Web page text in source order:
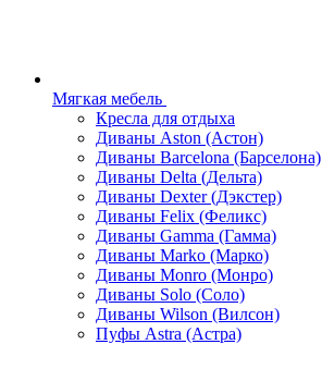
Мягкая мебель
Кресла для отдыха
Диваны Aston (Астон)
Диваны Barcelona (Барселона)
Диваны Delta (Дельта)
Диваны Dexter (Дэкстер)
Диваны Felix (Феликс)
Диваны Gamma (Гамма)
Диваны Marko (Марко)
Диваны Monro (Монро)
Диваны Solo (Соло)
Диваны Wilson (Вилсон)
Пуфы Astra (Астра)